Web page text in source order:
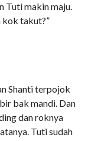
Tuti makin maju.
kok takut?”
Shanti terpojok
bak mandi. Dan
dan roknya
Tuti sudah